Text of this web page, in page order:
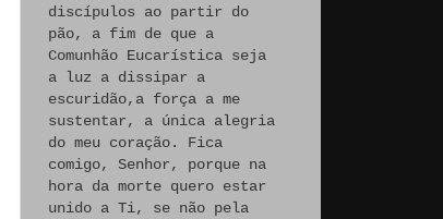
discípulos ao partir do
pão, a fim de que a
Comunhão Eucarística seja
a luz a dissipar a
escuridão,a força a me
sustentar, a única alegria
do meu coração. Fica
comigo, Senhor, porque na
hora da morte quero estar
unido a Ti, se não pela